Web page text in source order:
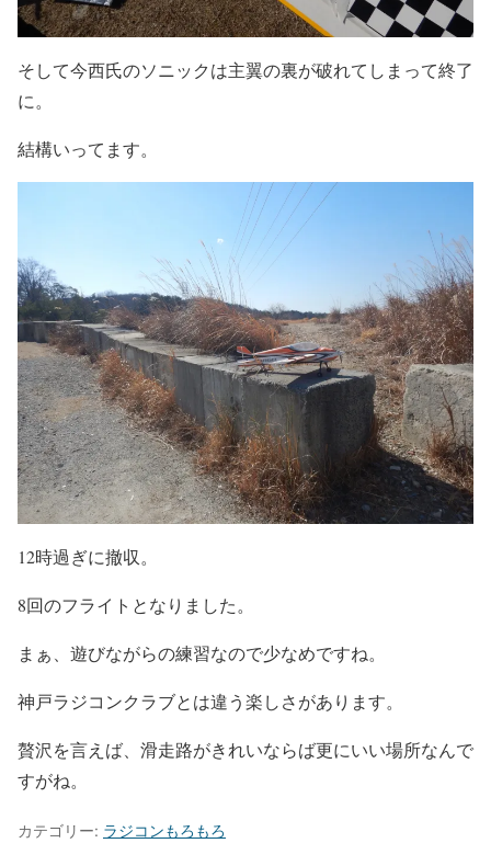
そして今西氏のソニックは主翼の裏が破れてしまって終了
に。
結構いってます。
12時過ぎに撤収。
8回のフライトとなりました。
まぁ、遊びながらの練習なので少なめですね。
神戸ラジコンクラブとは違う楽しさがあります。
贅沢を言えば、滑走路がきれいならば更にいい場所なんで
すがね。
カテゴリー: ラジコンもろもろ